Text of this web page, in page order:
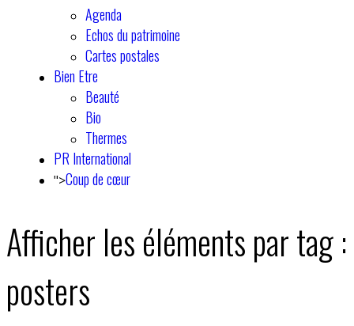
Agenda
Echos du patrimoine
Cartes postales
Bien Etre
Beauté
Bio
Thermes
PR International
">Coup de cœur
Afficher les éléments par tag :
posters